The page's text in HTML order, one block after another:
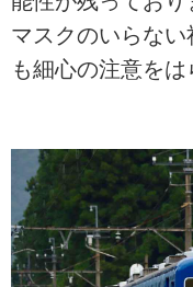
マスクのいらな
も細心の注意をは